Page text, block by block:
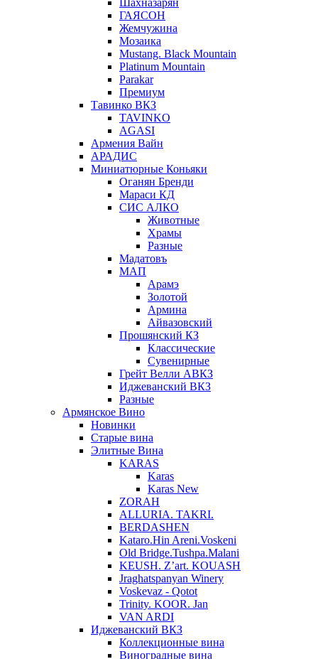
Шахназарян
ГАЯСОН
Жемчужина
Мозаика
Mustang. Black Mountain
Platinum Mountain
Parakar
Премиум
Тавинко ВКЗ
TAVINKO
AGASI
Армения Вайн
АРАДИС
Миниатюрные Коньяки
Оганян Бренди
Мараси КД
СИС АЛКО
Животные
Храмы
Разные
Мадатовъ
МАП
Арамэ
Золотой
Армина
Айвазовский
Прошянский КЗ
Классические
Сувенирные
Грейт Велли АВКЗ
Иджеванский ВКЗ
Разные
Армянское Вино
Новинки
Старые вина
Элитные Вина
KARAS
Karas
Karas New
ZORAH
ALLURIA. TAKRI.
BERDASHEN
Kataro.Hin Areni.Voskeni
Old Bridge.Tushpa.Malani
KEUSH. Z’art. KOUASH
Jraghatspanyan Winery
Voskevaz - Qotot
Trinity. KOOR. Jan
VAN ARDI
Иджеванский ВКЗ
Коллекционные вина
Виноградные вина